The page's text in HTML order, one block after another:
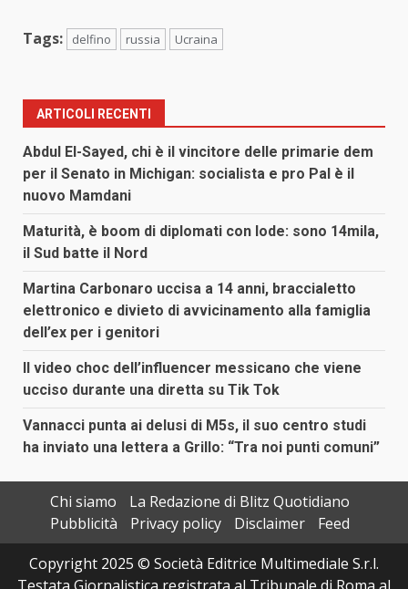
Tags: delfino russia Ucraina
ARTICOLI RECENTI
Abdul El-Sayed, chi è il vincitore delle primarie dem
per il Senato in Michigan: socialista e pro Pal è il
nuovo Mamdani
Maturità, è boom di diplomati con lode: sono 14mila,
il Sud batte il Nord
Martina Carbonaro uccisa a 14 anni, braccialetto
elettronico e divieto di avvicinamento alla famiglia
dell’ex per i genitori
Il video choc dell’influencer messicano che viene
ucciso durante una diretta su Tik Tok
Vannacci punta ai delusi di M5s, il suo centro studi
ha inviato una lettera a Grillo: “Tra noi punti comuni”
Chi siamo
La Redazione di Blitz Quotidiano
Pubblicità
Privacy policy Disclaimer
Feed
Copyright 2025 © Società Editrice Multimediale S.r.l.
Testata Giornalistica registrata al Tribunale di Roma al